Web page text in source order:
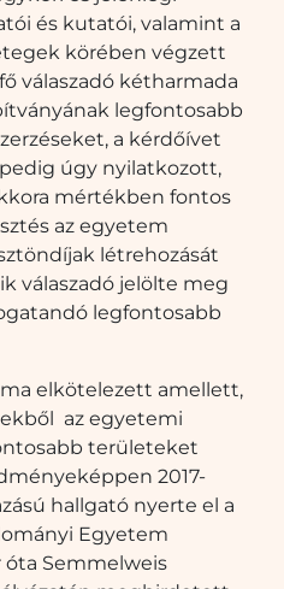
és kutatói, valamint a
körében végzett
válaszadó kétharmada
legfontosabb
a kérdőívet
úgy nyilatkozott,
mértékben fontos
az egyetem
létrehozását
válaszadó jelölte meg
legfontosabb
elkötelezett amellett,
az egyetemi
területeket
2017-
hallgató nyerte el a
Egyetem
óta Semmelweis